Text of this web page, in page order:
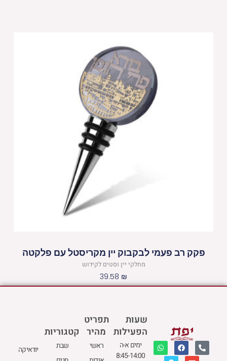
פקק רב פעמי לבקבוק יין מקריסטל עם פלקטה
מחלקי יין וסטים לקידוש
39.58 ₪
שעות
הפעילות
ימים א-ה
8:45-14:00
תפריט
מהיר
ראשי
P
h
o
F
a
c
W
h
a
E
v
M
p
קטגוריות
שבת
יודאיקה